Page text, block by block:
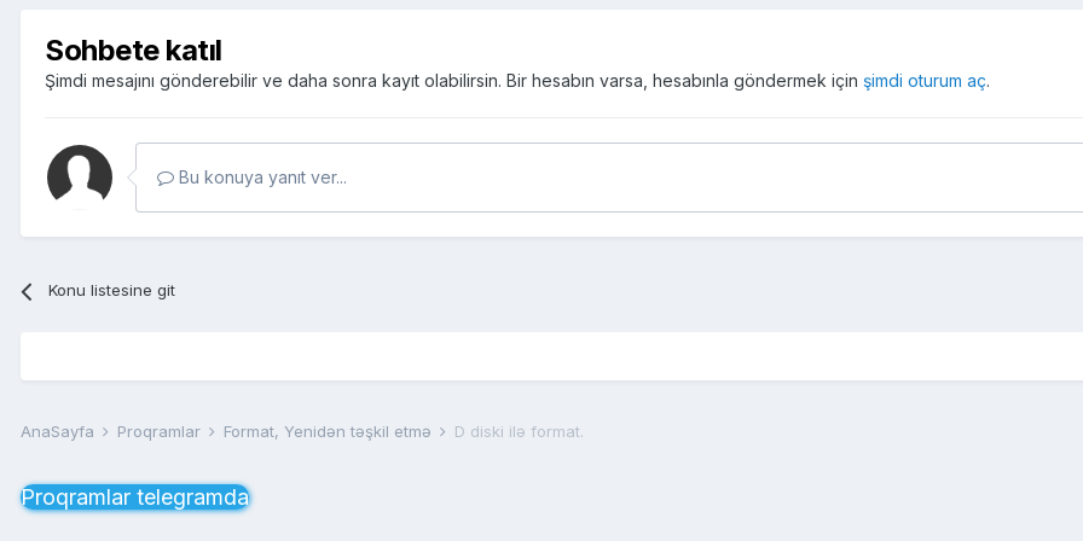
Sohbete katıl
Şimdi mesajını gönderebilir ve daha sonra kayıt olabilirsin. Bir hesabın varsa, hesabınla göndermek için şimdi oturum aç.
Bu konuya yanıt ver...
Konu listesine git
AnaSayfa Proqramlar Format, Yenidən təşkil etmə D diski ilə format.
Proqramlar telegramda